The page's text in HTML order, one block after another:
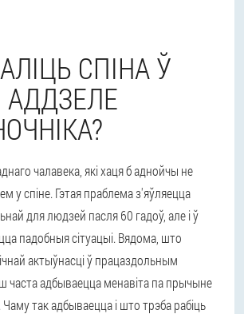
СПІНА Ў
АДДЗЕЛЕ
чалавека, які хаця б аднойчы не
у спіне. Гэтая праблема з'яўляецца
для людзей пасля 60 гадоў, але і ў
падобныя сітуацыі. Вядома, што
актыўнасці ў працаздольным
часта адбываецца менавіта па прычыне
так адбываецца і што трэба рабіць